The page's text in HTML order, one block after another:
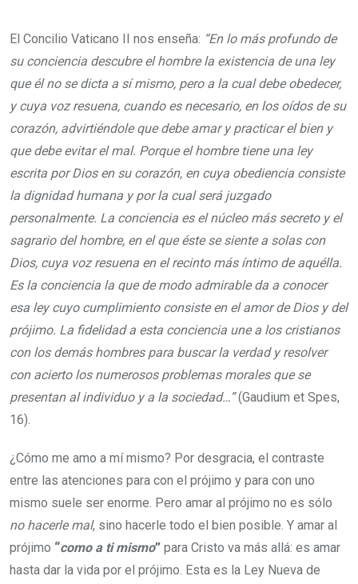
El Concilio Vaticano II nos enseña: “En lo más profundo de
su conciencia descubre el hombre la existencia de una ley
que él no se dicta a sí mismo, pero a la cual debe obedecer,
y cuya voz resuena, cuando es necesario, en los oídos de su
corazón, advirtiéndole que debe amar y practicar el bien y
que debe evitar el mal. Porque el hombre tiene una ley
escrita por Dios en su corazón, en cuya obediencia consiste
la dignidad humana y por la cual será juzgado
personalmente. La conciencia es el núcleo más secreto y el
sagrario del hombre, en el que éste se siente a solas con
Dios, cuya voz resuena en el recinto más íntimo de aquélla.
Es la conciencia la que de modo admirable da a conocer
esa ley cuyo cumplimiento consiste en el amor de Dios y del
prójimo. La fidelidad a esta conciencia une a los cristianos
con los demás hombres para buscar la verdad y resolver
con acierto los numerosos problemas morales que se
presentan al individuo y a la sociedad…”(Gaudium et Spes,
16).
¿Cómo me amo a mí mismo? Por desgracia, el contraste
entre las atenciones para con el prójimo y para con uno
mismo suele ser enorme. Pero amar al prójimo no es sólo
no hacerle mal, sino hacerle todo el bien posible. Y amar al
prójimo “como a ti mismo” para Cristo va más allá: es amar
hasta dar la vida por el prójimo. Esta es la Ley Nueva de